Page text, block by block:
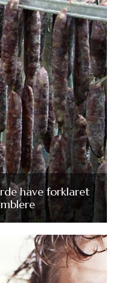
have forklaret